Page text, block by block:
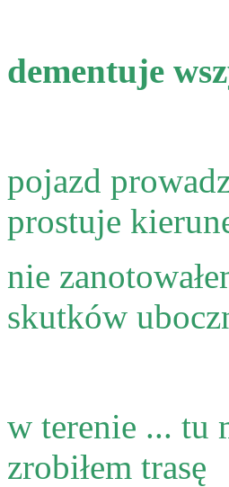
dementuje
pojazd
prostuje
nie
skutków
w terenie ... tu
zrobiłem trasę